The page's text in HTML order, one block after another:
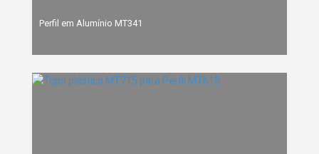
Perfil em Alumínio MT341